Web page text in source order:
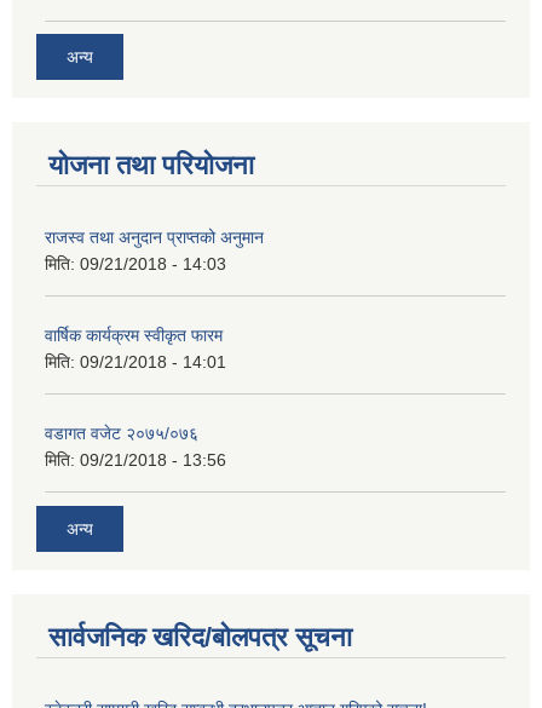
अन्य
योजना तथा परियोजना
राजस्व तथा अनुदान प्राप्तको अनुमान
मिति: 09/21/2018 - 14:03
वार्षिक कार्यक्रम स्वीकृत फारम
मिति: 09/21/2018 - 14:01
वडागत वजेट २०७५/०७६
मिति: 09/21/2018 - 13:56
अन्य
सार्वजनिक खरिद/बोलपत्र सूचना